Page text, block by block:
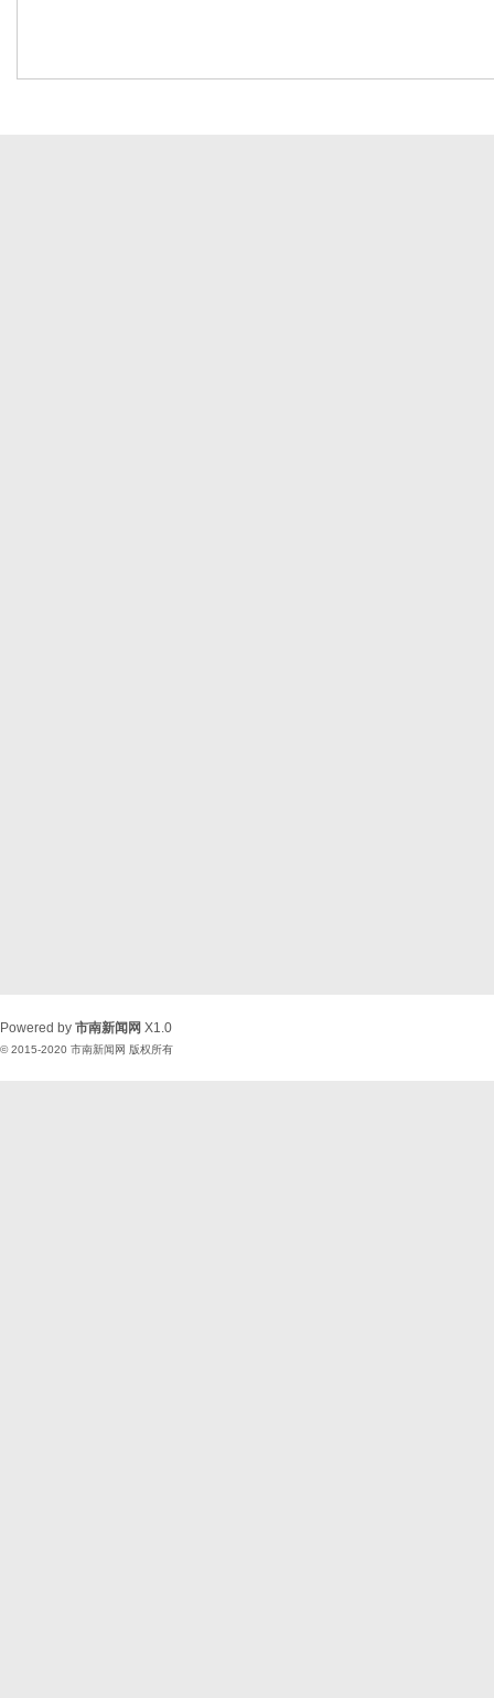
Powered by 市南新闻网 X1.0
© 2015-2020 市南新闻网 版权所有